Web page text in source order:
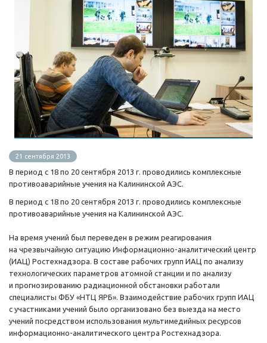
21 сентября 2013
В период с 18 по 20 сентября 2013 г. проводились комплексные
противоаварийные учения на Калининской АЭС.
В период с 18 по 20 сентября 2013 г. проводились комплексные
противоаварийные учения на Калининской АЭС.
На время учений был переведен в режим реагирования
на чрезвычайную ситуацию Информационно-аналитический центр
(ИАЦ) Ростехнадзора. В составе рабочих групп ИАЦ по анализу
технологических параметров атомной станции и по анализу
и прогнозированию радиационной обстановки работали
специалисты ФБУ «НТЦ ЯРБ». Взаимодействие рабочих групп ИАЦ
с участниками учений было организовано без выезда на место
учений посредством использования мультимедийных ресурсов
информационно-аналитического центра Ростехнадзора.